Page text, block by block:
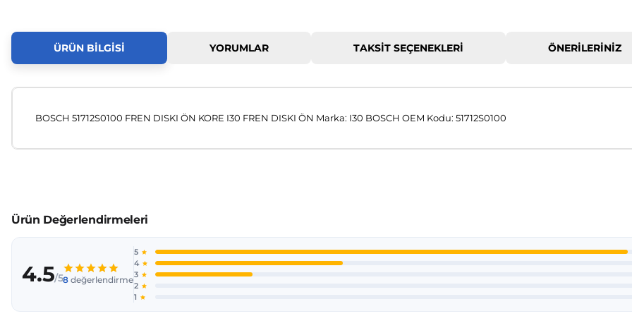
ÜRÜN BILGISI YORUMLAR TAKSIT SEÇENEKLERI ÖNERILERINIZ
BOSCH 51712S0100 FREN DISKI ÖN KORE I30 FREN DISKI ÖN Marka: I30 BOSCH OEM Kodu: 51712S0100
Ürün açıklamasında eksik bilgiler bulunuyor.
Ürün bilgilerinde hatalar bulunuyor.
Ürün fiyatı diğer sitelerden daha pahalı.